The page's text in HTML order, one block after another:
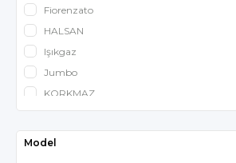
Fiorenzato
HALSAN
Işıkgaz
Jumbo
KORKMAZ
La Cimbali
Moccamaster
Model